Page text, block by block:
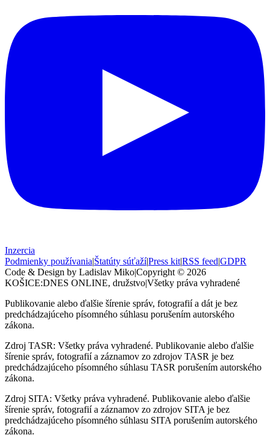
Inzercia
Podmienky používania|Štatúty súťaží|Press kit|RSS feed|GDPR
Code & Design by Ladislav Miko|Copyright © 2026
KOŠICE:DNES ONLINE, družstvo|Všetky práva vyhradené
Publikovanie alebo ďalšie šírenie správ, fotografií a dát je bez
predchádzajúceho písomného súhlasu porušením autorského
zákona.
Zdroj TASR: Všetky práva vyhradené. Publikovanie alebo ďalšie
šírenie správ, fotografií a záznamov zo zdrojov TASR je bez
predchádzajúceho písomného súhlasu TASR porušením autorského
zákona.
Zdroj SITA: Všetky práva vyhradené. Publikovanie alebo ďalšie
šírenie správ, fotografií a záznamov zo zdrojov SITA je bez
predchádzajúceho písomného súhlasu SITA porušením autorského
zákona.